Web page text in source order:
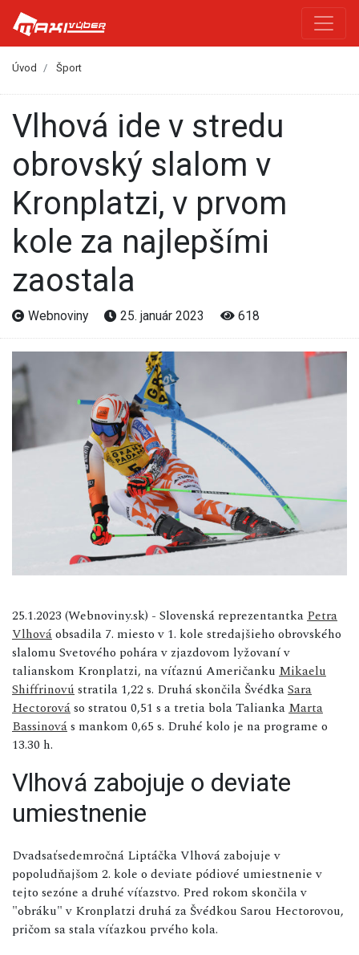
Úvod Šport
Vlhová ide v stredu
obrovský slalom v
Kronplatzi, v prvom
kole za najlepšími
zaostala
Webnoviny 25. január 2023 618
25.1.2023 (Webnoviny.sk) - Slovenská reprezentantka Petra
Vlhováobsadila 7. miesto v 1. kole stredajšieho obrovského
slalomu Svetového pohára v zjazdovom lyžovaní v
talianskom Kronplatzi, na víťaznú Američanku Mikaelu
Shiffrinovú stratila 1,22 s. Druhá skončila ŠvédkaSara
Hectorováso stratou 0,51 s a tretia bola Talianka Marta
Bassinovás mankom 0,65 s. Druhé kolo je na programe o
13.30 h.
Vlhová zabojuje o deviate
umiestnenie
Dvadsaťsedemročná Liptáčka Vlhová zabojuje v
popoludňajšom 2. kole o deviate pódiové umiestnenie v
tejto sezóne a druhé víťazstvo. Pred rokom skončila v
"obráku" v Kronplatzi druhá za Švédkou Sarou Hectorovou,
pričom sa stala víťazkou prvého kola.